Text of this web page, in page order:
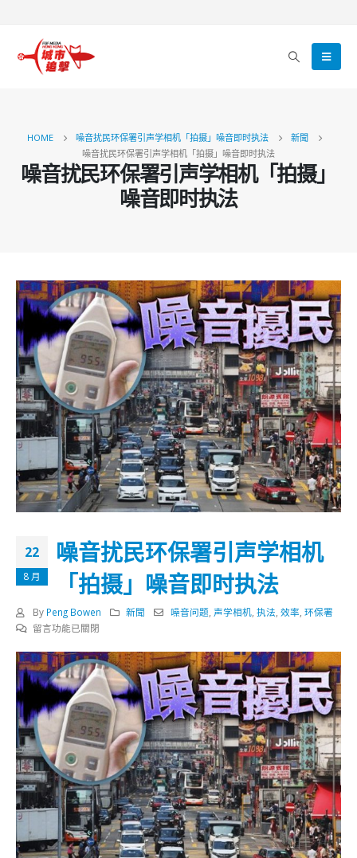
HOME 噪音扰民环保署引声学相机「拍摄」噪音即时执法
新聞
噪音扰民环保署引声学相机「拍摄」噪音即时执法
噪音扰民环保署引声学相机「拍摄」
噪音即时执法
22
8 月
噪音扰民环保署引声学相机
「拍摄」噪音即时执法
By Peng Bowen 新聞 噪音问题 ,声学相机 ,执法 ,效率 ,环保署
在
音
扰
民
环
保
署
引
声
学
相
「拍
摄」
留言功能已關閉